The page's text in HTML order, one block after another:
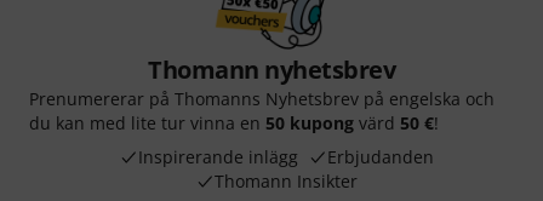
Thomann nyhetsbrev
Prenumererar på Thomanns Nyhetsbrev på engelska och
du kan med lite tur vinna en 50 kupong värd 50 €!
Inspirerande inlägg
Erbjudanden
Thomann Insikter